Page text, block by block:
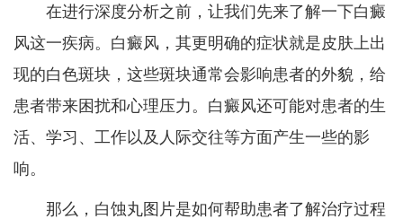
在进行深度分析之前，让我们先来了解一下白癜
风这一疾病。白癜风，其更明确的症状就是皮肤上出
现的白色斑块，这些斑块通常会影响患者的外貌，给
患者带来困扰和心理压力。白癜风还可能对患者的生
活、学习、工作以及人际交往等方面产生一些的影
响。
那么，白蚀丸图片是如何帮助患者了解治疗过程